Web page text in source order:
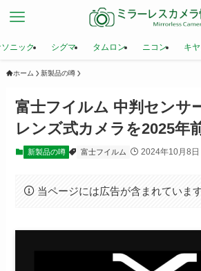
ニック シグマ タムロン ニコン キ
ホーム 新製品の噂
富士フイルム 中判センサ
レンズ式カメラを2025年
新製品の噂 富士フイルム 2024年10月8日
当ページには広告が含まれています